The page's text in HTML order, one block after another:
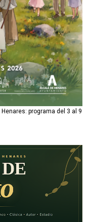
programa del 3 al 9